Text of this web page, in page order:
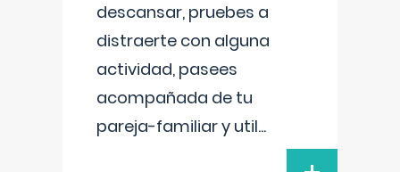
descansar, pruebes a
distraerte con alguna
actividad, pasees
acompañada de tu
pareja-familiar y util...